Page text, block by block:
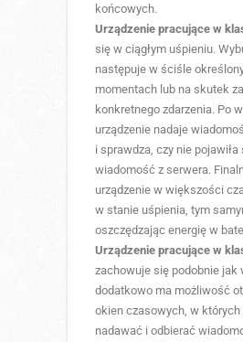
końcowych.
Urządzenie pracujące w
się w ciągłym uśpieniu.
następuje w ściśle
momentach lub na skutek
konkretnego zdarzenia. Po
urządzenie nadaje
i sprawdza, czy nie pojawiła
wiadomość z serwera.
urządzenie w większości
w stanie uśpienia, tym
oszczędzając energię w
Urządzenie pracujące w
zachowuje się podobnie jak
dodatkowo ma możliwość
okien czasowych, w których
nadawać i odbierać